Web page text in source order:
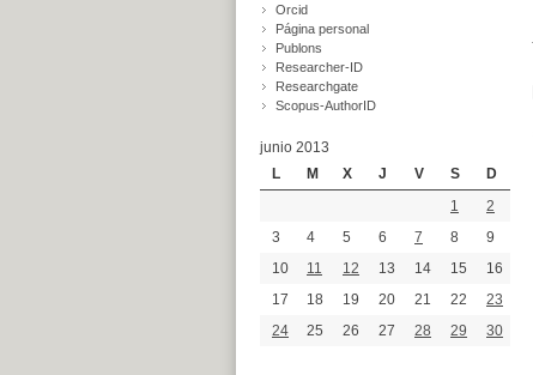
Orcid
Página personal
Publons
Researcher-ID
Researchgate
Scopus-AuthorID
junio 2013
L
M X J V S
D
1
2
3
4 5 6 7 8
9
10
11 12 13 14 15
16
17
18 19 20 21 22
23
24
25 26 27 28 29 30